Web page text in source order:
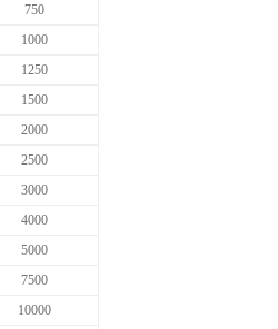
750
1000
1250
1500
2000
2500
3000
4000
5000
7500
10000